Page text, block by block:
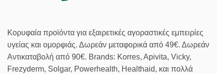
Κορυφαία προϊόντα για εξαιρετικές αγοραστικές εμπειρίες
υγείας και ομορφιάς. Δωρεάν μεταφορικά από 49€. Δωρεάν
Αντικαταβολή από 90€. Brands: Korres, Apivita, Vicky,
Frezyderm, Solgar, Powerhealth, Healthaid, και πολλά